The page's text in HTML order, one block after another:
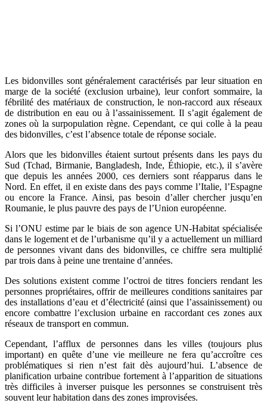
Les bidonvilles sont généralement caractérisés par leur situation en
marge de la société (exclusion urbaine), leur confort sommaire, la
fébrilité des matériaux de construction, le non-raccord aux réseaux
de distribution en eau ou à l’assainissement. Il s’agit également de
zones où la surpopulation règne. Cependant, ce qui colle à la peau
des bidonvilles, c’est l’absence totale de réponse sociale.
Alors que les bidonvilles étaient surtout présents dans les pays du
Sud (Tchad, Birmanie, Bangladesh, Inde, Éthiopie, etc.), il s’avère
que depuis les années 2000, ces derniers sont réapparus dans le
Nord. En effet, il en existe dans des pays comme l’Italie, l’Espagne
ou encore la France. Ainsi, pas besoin d’aller chercher jusqu’en
Roumanie, le plus pauvre des pays de l’Union européenne.
Si l’ONU estime par le biais de son agence UN-Habitat spécialisée
dans le logement et de l’urbanisme qu’il y a actuellement un milliard
de personnes vivant dans des bidonvilles, ce chiffre sera multiplié
par trois dans à peine une trentaine d’années.
Des solutions existent comme l’octroi de titres fonciers rendant les
personnes propriétaires, offrir de meilleures conditions sanitaires par
des installations d’eau et d’électricité (ainsi que l’assainissement) ou
encore combattre l’exclusion urbaine en raccordant ces zones aux
réseaux de transport en commun.
Cependant, l’afflux de personnes dans les villes (toujours plus
important) en quête d’une vie meilleure ne fera qu’accroître ces
problématiques si rien n’est fait dès aujourd’hui. L’absence de
planification urbaine contribue fortement à l’apparition de situations
très difficiles à inverser puisque les personnes se construisent très
souvent leur habitation dans des zones improvisées.